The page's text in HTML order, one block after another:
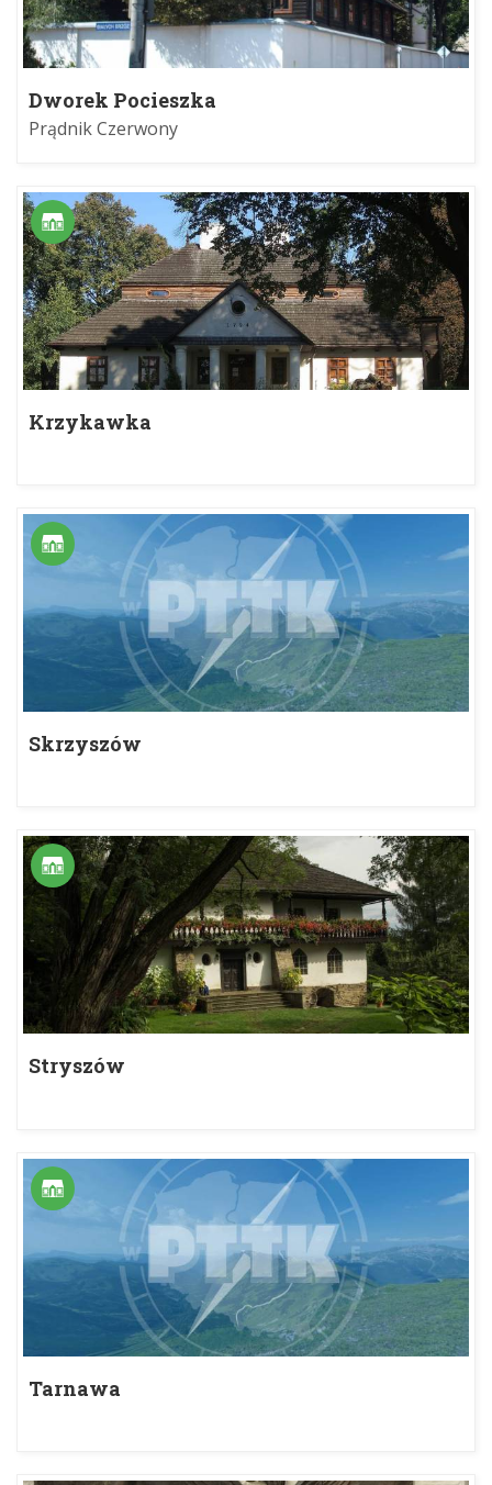
Dworek Pocieszka
Prądnik Czerwony
Krzykawka
Skrzyszów
Stryszów
Tarnawa